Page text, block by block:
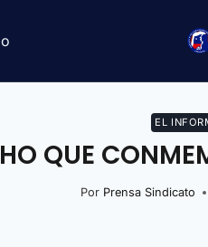
EL
QUE
Por Prensa Sindicato